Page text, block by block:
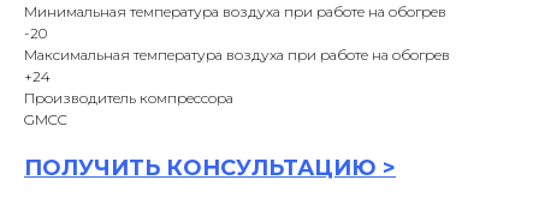
Минимальная температура воздуха при работе на обогрев
-20
Максимальная температура воздуха при работе на обогрев
+24
Производитель компрессора
GMCC
ПОЛУЧИТЬ КОНСУЛЬТАЦИЮ >